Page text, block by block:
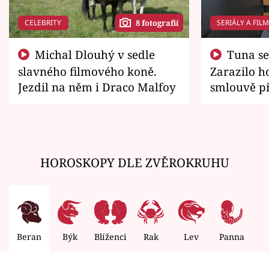
CELEBRITY 8 fotografií
slavného filmového koně.
Jezdil na něm i Draco Malfoy
SERIÁLY A
Zarazilo
smlouvě
HOROSKOPY DLE ZVĚROKRUHU
Beran Býk Blíženci Rak Lev Panna